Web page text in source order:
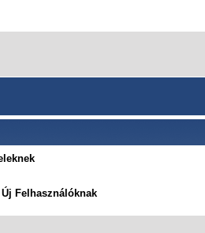
Felhasználóknak